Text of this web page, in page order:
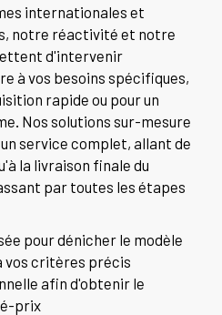
internationales et
notre réactivité et notre
d'intervenir
à vos besoins spécifiques,
rapide ou pour un
Nos solutions sur-mesure
service complet, allant de
la livraison finale du
par toutes les étapes
pour dénicher le modèle
vos critères précis
afin d'obtenir le
prix